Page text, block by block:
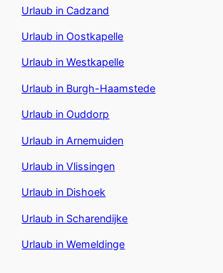
Urlaub in Cadzand
Urlaub in Oostkapelle
Urlaub in Westkapelle
Urlaub in Burgh-Haamstede
Urlaub in Ouddorp
Urlaub in Arnemuiden
Urlaub in Vlissingen
Urlaub in Dishoek
Urlaub in Scharendijke
Urlaub in Wemeldinge